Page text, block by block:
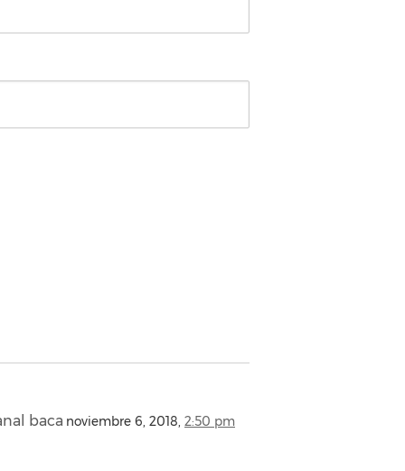
baca noviembre 6, 2018, 2:50 pm